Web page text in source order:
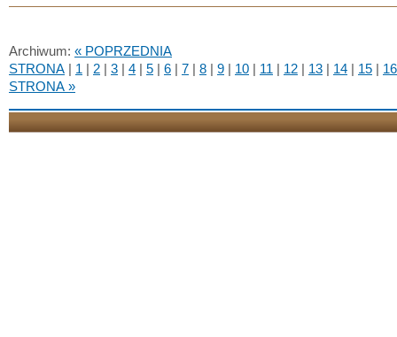
Archiwum: « POPRZEDNIA
STRONA | 1 | 2 | 3 | 4 | 5 | 6 | 7 | 8 | 9 | 10 | 11 | 12 | 13 | 14 | 15 | 16
STRONA »